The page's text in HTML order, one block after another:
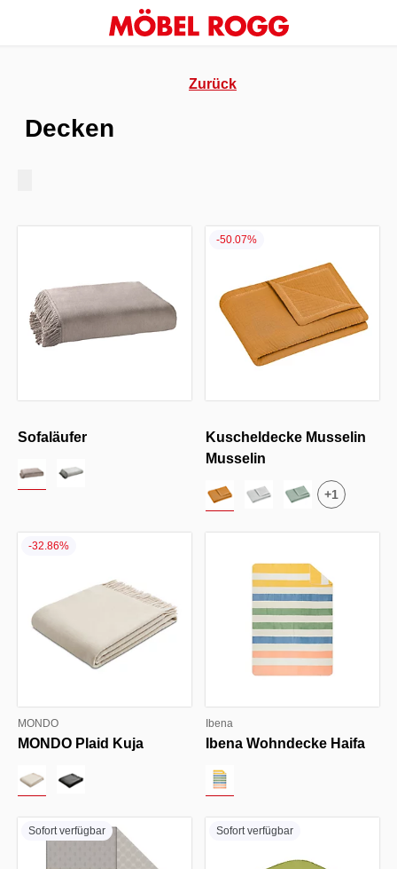
Zurück
Decken
Sofaläufer
-50.07%
Kuscheldecke Musselin
Musselin
+1
-32.86%
MONDO
MONDO Plaid Kuja
Ibena
Ibena Wohndecke Haifa
Sofort verfügbar Sofort verfügbar